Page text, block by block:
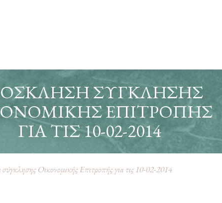
ΣΎΓΚΛΗΣΗΣ
ΕΠΙΤΡΟΠΉΣ
ΓΙΑ ΤΙΣ 10-02-2014
Οικονομικής Επιτροπής για τις 10-02-2014